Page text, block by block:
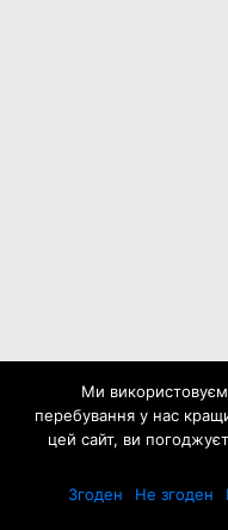
Ми
перебування у нас
цей сайт, ви
Згоден
Не згоден